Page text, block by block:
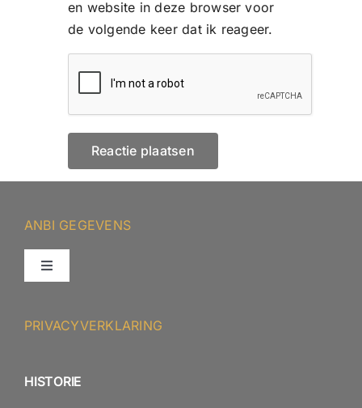
en website in deze browser voor
de volgende keer dat ik reageer.
ANBI GEGEVENS
Toggle
PRIVACYVERKLARING
HISTORIE